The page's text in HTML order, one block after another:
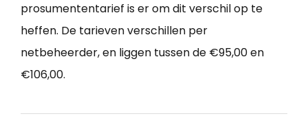
prosumententarief is er om dit verschil op te
heffen. De tarieven verschillen per
netbeheerder, en liggen tussen de €95,00 en
€106,00.